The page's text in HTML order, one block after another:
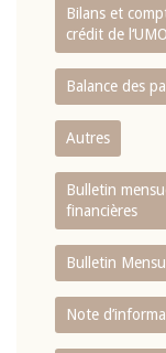
Bilans et
crédit de
Balance des
Autres
Bulletin
financières
Bulletin
Note